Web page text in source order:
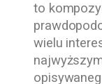
to
wielu